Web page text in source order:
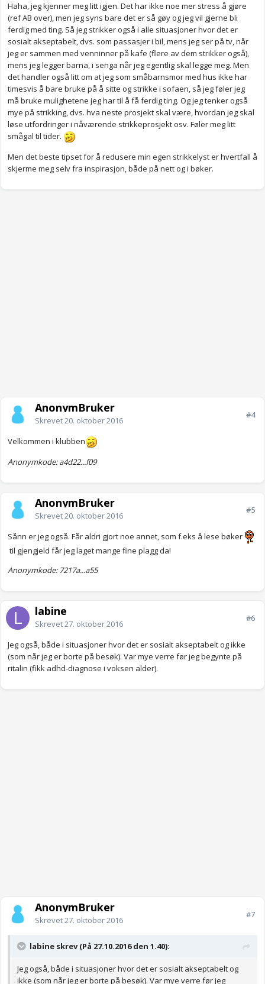
Haha, jeg kjenner meg litt igjen. Det har ikke noe mer stress å gjøre
(ref AB over), men jeg syns bare det er så gøy og jeg vil gjerne bli
ferdig med ting. Så jeg strikker også i alle situasjoner hvor det er
sosialt akseptabelt, dvs. som passasjer i bil, mens jeg ser på tv, når
jeg er sammen med venninner på kafe (flere av dem strikker også),
mens jeg legger barna, i senga når jeg egentlig skal legge meg. Men
det handler også litt om at jeg som småbarnsmor med hus ikke har
timesvis å bare bruke på å sitte og strikke i sofaen, så jeg føler jeg
må bruke mulighetene jeg har til å få ferdig ting. Og jeg tenker også
mye på strikking, dvs. hva neste prosjekt skal være, hvordan jeg skal
løse utfordringer i nåværende strikkeprosjekt osv. Føler meg litt
smågal til tider.
Men det beste tipset for å redusere min egen strikkelyst er hvertfall å
skjerme meg selv fra inspirasjon, både på nett og i bøker.
AnonymBruker
Skrevet20. oktober 2016
#4
Velkommen i klubben
Anonymkode: a4d22...f09
AnonymBruker
Skrevet20. oktober 2016
#5
Sånn er jeg også. Får aldri gjort noe annet, som f.eks å lese bøker
til gjengjeld får jeg laget mange fine plagg da!
Anonymkode: 7217a...a55
labine
Skrevet27. oktober 2016
#6
Jeg også, både i situasjoner hvor det er sosialt akseptabelt og ikke
(som når jeg er borte på besøk). Var mye verre før jeg begynte på
ritalin (fikk adhd-diagnose i voksen alder).
AnonymBruker
Skrevet27. oktober 2016
#7
labine skrev (På 27.10.2016 den 1.40):
Jeg også, både i situasjoner hvor det er sosialt akseptabelt og
ikke (som når jeg er borte på besøk). Var mye verre før jeg